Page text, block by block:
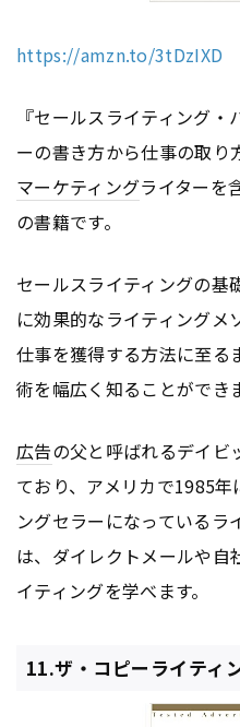
https://amzn.to/3tDzIXD
『セールスライティング
ーの書き方から仕事の取り
マーケティングライターを
の書籍です。
セールスライティングの基
に効果的なライティングメ
仕事を獲得する方法に至る
術を幅広く知ることができ
広告の父と呼ばれるデイビ
ており、アメリカで1985
ングセラーになっているラ
は、ダイレクトメールや自
イティングを学べます。
11.ザ・コピーライティ